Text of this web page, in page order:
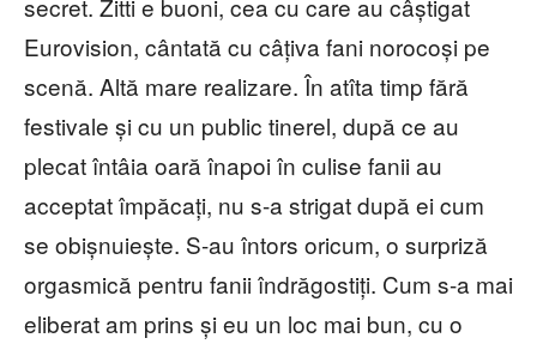
secret. Zitti e buoni, cea cu care au câștigat
Eurovision, cântată cu câțiva fani norocoși pe
scenă. Altă mare realizare. În atîta timp fără
festivale și cu un public tinerel, după ce au
plecat întâia oară înapoi în culise fanii au
acceptat împăcați, nu s-a strigat după ei cum
se obișnuiește. S-au întors oricum, o surpriză
orgasmică pentru fanii îndrăgostiți. Cum s-a mai
eliberat am prins și eu un loc mai bun, cu o